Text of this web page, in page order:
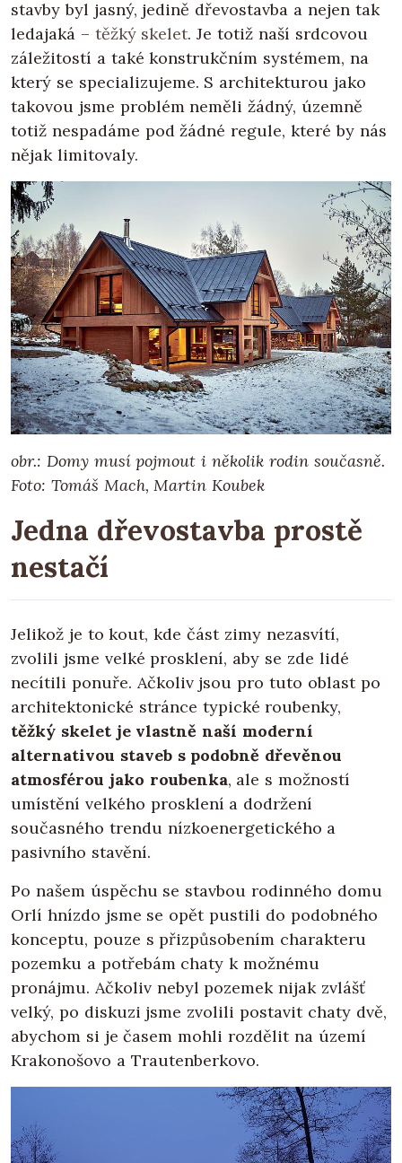
stavby byl jasný, jedině dřevostavba a nejen tak
ledajaká – těžký skelet. Je totiž naší srdcovou
záležitostí a také konstrukčním systémem, na
který se specializujeme. S architekturou jako
takovou jsme problém neměli žádný, územně
totiž nespadáme pod žádné regule, které by nás
nějak limitovaly.
obr.: Domy musí pojmout i několik rodin současně.
Foto: Tomáš Mach, Martin Koubek
Jedna dřevostavba prostě
nestačí
Jelikož je to kout, kde část zimy nezasvítí,
zvolili jsme velké prosklení, aby se zde lidé
necítili ponuře. Ačkoliv jsou pro tuto oblast po
architektonické stránce typické roubenky,
těžký skelet je vlastně naší moderní
alternativou staveb s podobně dřevěnou
atmosférou jako roubenka, ale s možností
umístění velkého prosklení a dodržení
současného trendu nízkoenergetického a
pasivního stavění.
Po našem úspěchu se stavbou rodinného domu
Orlí hnízdo jsme se opět pustili do podobného
konceptu, pouze s přizpůsobením charakteru
pozemku a potřebám chaty k možnému
pronájmu. Ačkoliv nebyl pozemek nijak zvlášť
velký, po diskuzi jsme zvolili postavit chaty dvě,
abychom si je časem mohli rozdělit na území
Krakonošovo a Trautenberkovo.